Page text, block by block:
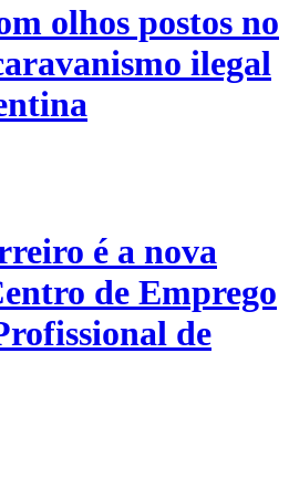
olhos postos no
ilegal
é a nova
de Emprego
de